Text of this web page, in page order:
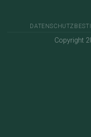
Copyright